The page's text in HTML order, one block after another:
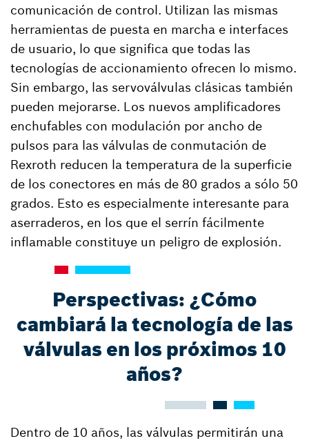
comunicación de control. Utilizan las mismas
herramientas de puesta en marcha e interfaces
de usuario, lo que significa que todas las
tecnologías de accionamiento ofrecen lo mismo.
Sin embargo, las servoválvulas clásicas también
pueden mejorarse. Los nuevos amplificadores
enchufables con modulación por ancho de
pulsos para las válvulas de conmutación de
Rexroth reducen la temperatura de la superficie
de los conectores en más de 80 grados a sólo 50
grados. Esto es especialmente interesante para
aserraderos, en los que el serrín fácilmente
inflamable constituye un peligro de explosión.
Perspectivas: ¿Cómo
cambiará la tecnología de las
válvulas en los próximos 10
años?
Dentro de 10 años, las válvulas permitirán una